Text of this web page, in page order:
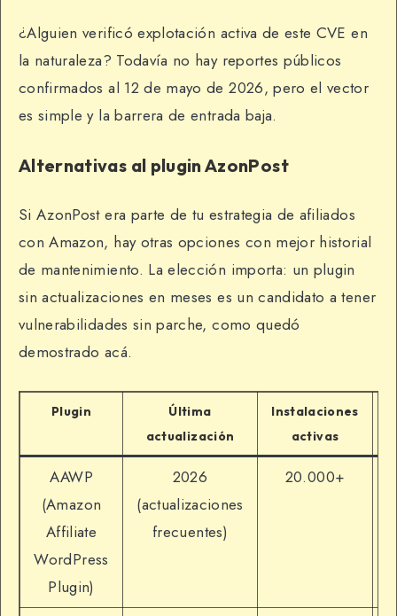
¿Alguien verificó explotación activa de este CVE en
la naturaleza? Todavía no hay reportes públicos
confirmados al 12 de mayo de 2026, pero el vector
es simple y la barrera de entrada baja.
Alternativas al plugin AzonPost
Si AzonPost era parte de tu estrategia de afiliados
con Amazon, hay otras opciones con mejor historial
de mantenimiento. La elección importa: un plugin
sin actualizaciones en meses es un candidato a tener
vulnerabilidades sin parche, como quedó
demostrado acá.
Plugin
Última
actualización
Instalaciones
activas
AAWP
(Amazon
Affiliate
WordPress
Plugin)
2026
(actualizaciones
frecuentes)
20.000+